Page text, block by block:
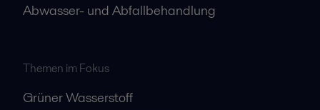
Abwasser- und Abfallbehandlung
Themen im Fokus
Grüner Wasserstoff